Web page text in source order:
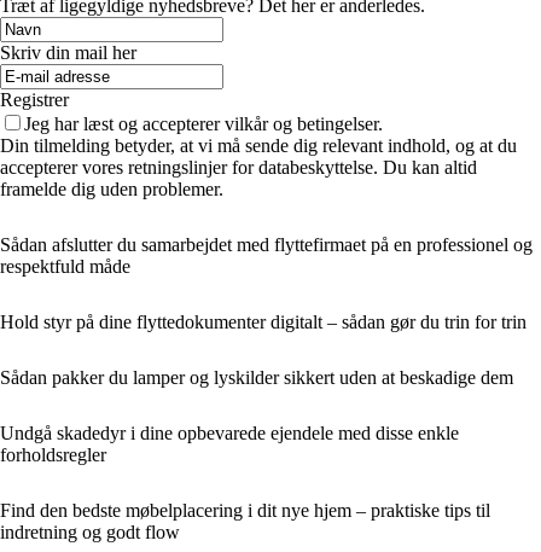
Træt af ligegyldige nyhedsbreve? Det her er anderledes.
Skriv din mail her
Registrer
Jeg har læst og accepterer vilkår og betingelser.
Din tilmelding betyder, at vi må sende dig relevant indhold, og at du
accepterer vores retningslinjer for databeskyttelse. Du kan altid
framelde dig uden problemer.
Sådan afslutter du samarbejdet med flyttefirmaet på en professionel og
respektfuld måde
Hold styr på dine flyttedokumenter digitalt – sådan gør du trin for trin
Sådan pakker du lamper og lyskilder sikkert uden at beskadige dem
Undgå skadedyr i dine opbevarede ejendele med disse enkle
forholdsregler
Find den bedste møbelplacering i dit nye hjem – praktiske tips til
indretning og godt flow